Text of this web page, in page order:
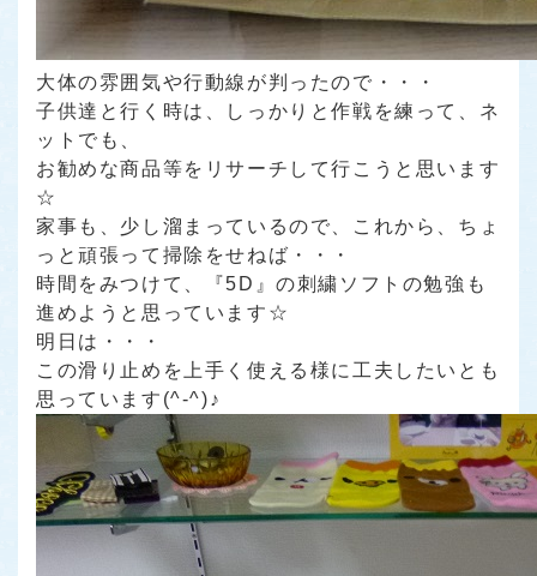
大体の雰囲気や行動線が判ったので・・・
子供達と行く時は、しっかりと作戦を練って、ネ
ットでも、
お勧めな商品等をリサーチして行こうと思います
☆
家事も、少し溜まっているので、これから、ちょ
っと頑張って掃除をせねば・・・
時間をみつけて、『5D』の刺繍ソフトの勉強も
進めようと思っています☆
明日は・・・
この滑り止めを上手く使える様に工夫したいとも
思っています(^-^)♪